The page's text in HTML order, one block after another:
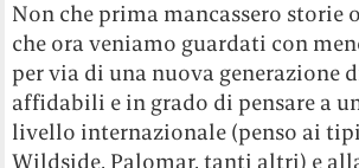
Non che prima mancassero storie
che ora veniamo guardati con
per via di una nuova generazione
affidabili e in grado di pensare a
livello internazionale (penso ai
Wildside, Palomar, tanti altri) e